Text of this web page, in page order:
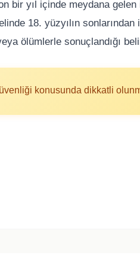
bir yıl içinde meydana
18. yüzyılın
ölümlerle sonuçlandığı
konusunda dikkatli